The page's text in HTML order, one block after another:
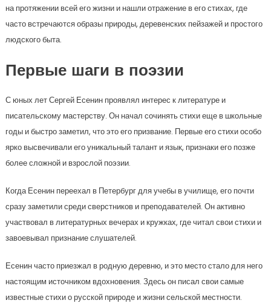
на протяжении всей его жизни и нашли отражение в его стихах, где
часто встречаются образы природы, деревенских пейзажей и простого
людского быта.
Первые шаги в поэзии
С юных лет Сергей Есенин проявлял интерес к литературе и
писательскому мастерству. Он начал сочинять стихи еще в школьные
годы и быстро заметил, что это его призвание. Первые его стихи особо
ярко высвечивали его уникальный талант и язык, признаки его позже
более сложной и взрослой поэзии.
Когда Есенин переехал в Петербург для учебы в училище, его почти
сразу заметили среди сверстников и преподавателей. Он активно
участвовал в литературных вечерах и кружках, где читал свои стихи и
завоевывал признание слушателей.
Есенин часто приезжал в родную деревню, и это место стало для него
настоящим источником вдохновения. Здесь он писал свои самые
известные стихи о русской природе и жизни сельской местности.